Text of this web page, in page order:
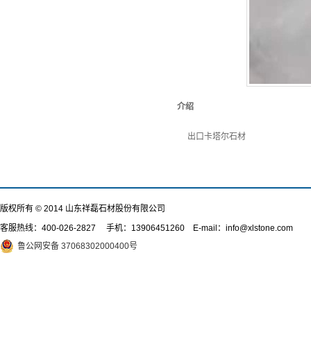
介绍
出口卡塔尔石材
版权所有 © 2014 山东祥磊石材股份有限公司
客服热线： 400-026-2827 手机：13906451260 E-mail：info@xlstone.com
鲁公网安备 37068302000400号